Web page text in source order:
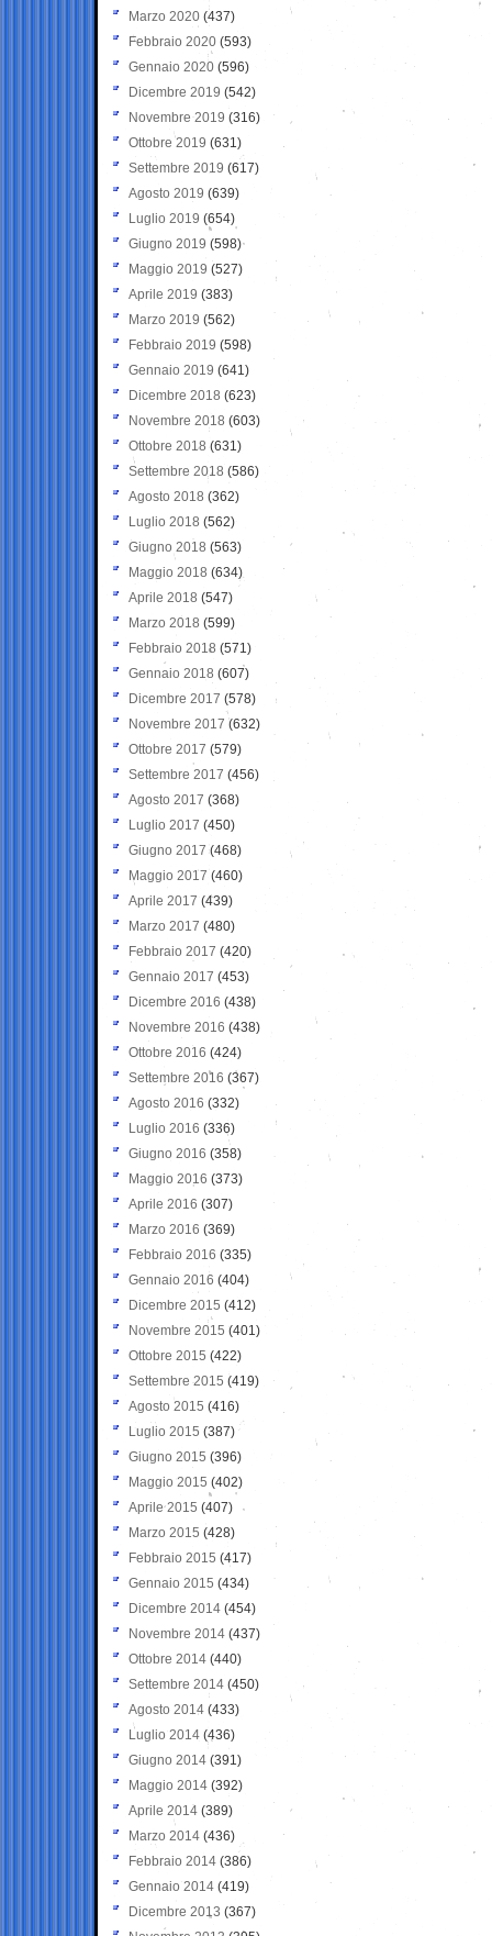
Marzo 2020 (437)
Febbraio 2020 (593)
Gennaio 2020 (596)
Dicembre 2019 (542)
Novembre 2019 (316)
Ottobre 2019 (631)
Settembre 2019 (617)
Agosto 2019 (639)
Luglio 2019 (654)
Giugno 2019 (598)
Maggio 2019 (527)
Aprile 2019 (383)
Marzo 2019 (562)
Febbraio 2019 (598)
Gennaio 2019 (641)
Dicembre 2018 (623)
Novembre 2018 (603)
Ottobre 2018 (631)
Settembre 2018 (586)
Agosto 2018 (362)
Luglio 2018 (562)
Giugno 2018 (563)
Maggio 2018 (634)
Aprile 2018 (547)
Marzo 2018 (599)
Febbraio 2018 (571)
Gennaio 2018 (607)
Dicembre 2017 (578)
Novembre 2017 (632)
Ottobre 2017 (579)
Settembre 2017 (456)
Agosto 2017 (368)
Luglio 2017 (450)
Giugno 2017 (468)
Maggio 2017 (460)
Aprile 2017 (439)
Marzo 2017 (480)
Febbraio 2017 (420)
Gennaio 2017 (453)
Dicembre 2016 (438)
Novembre 2016 (438)
Ottobre 2016 (424)
Settembre 2016 (367)
Agosto 2016 (332)
Luglio 2016 (336)
Giugno 2016 (358)
Maggio 2016 (373)
Aprile 2016 (307)
Marzo 2016 (369)
Febbraio 2016 (335)
Gennaio 2016 (404)
Dicembre 2015 (412)
Novembre 2015 (401)
Ottobre 2015 (422)
Settembre 2015 (419)
Agosto 2015 (416)
Luglio 2015 (387)
Giugno 2015 (396)
Maggio 2015 (402)
Aprile 2015 (407)
Marzo 2015 (428)
Febbraio 2015 (417)
Gennaio 2015 (434)
Dicembre 2014 (454)
Novembre 2014 (437)
Ottobre 2014 (440)
Settembre 2014 (450)
Agosto 2014 (433)
Luglio 2014 (436)
Giugno 2014 (391)
Maggio 2014 (392)
Aprile 2014 (389)
Marzo 2014 (436)
Febbraio 2014 (386)
Gennaio 2014 (419)
Dicembre 2013 (367)